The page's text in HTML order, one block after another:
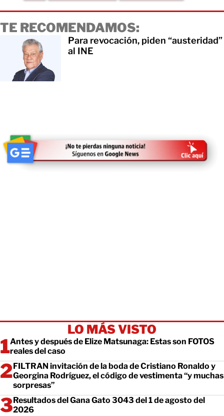
TE RECOMENDAMOS:
Para revocación, piden “austeridad”
al INE
LO MÁS VISTO
Antes y después de Elize Matsunaga: Estas son FOTOS
reales del caso
FILTRAN invitación de la boda de Cristiano Ronaldo y
Georgina Rodríguez, el código de vestimenta “y muchas
sorpresas”
Resultados del Gana Gato 3043 del 1 de agosto del
2026